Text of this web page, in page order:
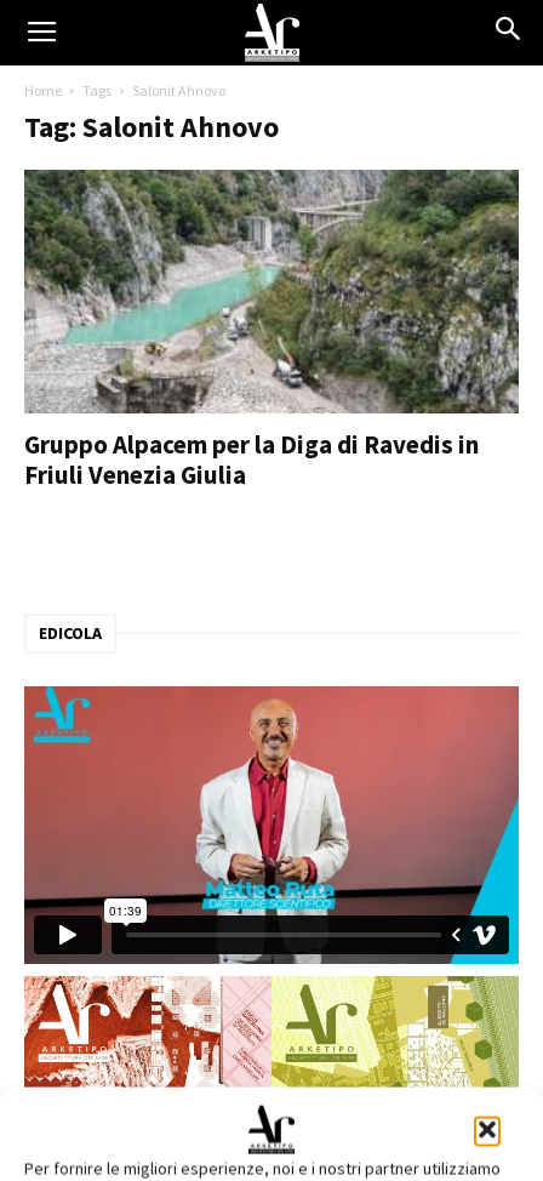
Per fornire le migliori esperienze, noi e i nostri partner utilizziamo
Home Tags Salonit Ahnovo
Tag: Salonit Ahnovo
Gruppo Alpacem per la Diga di Ravedis in
Friuli Venezia Giulia
EDICOLA